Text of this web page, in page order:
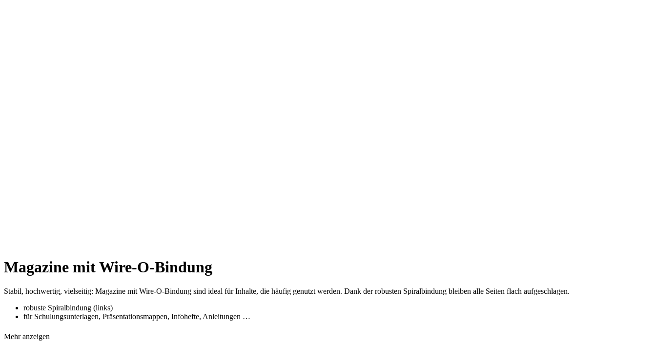
Magazine mit Wire-O-Bindung
Stabil, hochwertig, vielseitig: Magazine mit Wire-O-Bindung sind ideal für Inhalte, die häufig genutzt werden. Dank der robusten Spiralbindung bleiben alle Seiten flach aufgeschlagen.
robuste Spiralbindung (links)
für Schulungsunterlagen, Präsentationsmappen, Infohefte, Anleitungen …
Mehr anzeigen